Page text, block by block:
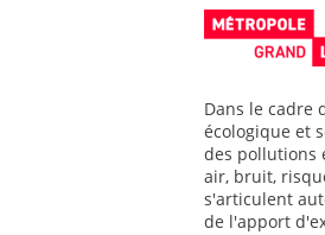
Dans le cadre
écologique et
des pollutions
air, bruit,
s'articulent
de l'apport